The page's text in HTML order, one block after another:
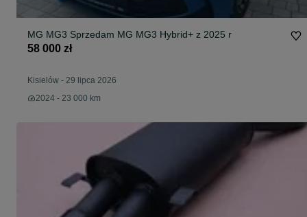
MG MG3 Sprzedam MG MG3 Hybrid+ z 2025 r
58 000 zł
Kisielów - 29 lipca 2026
2024 - 23 000 km